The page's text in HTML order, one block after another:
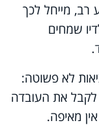
רב, מייחל לכך
שמחים
לא פשוטה:
לקבל את העובדה
מאיפה.